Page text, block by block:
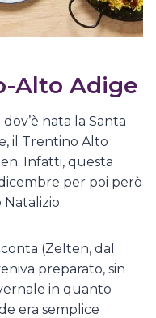
Alto Adige
nata la Santa
il Trentino Alto
Infatti, questa
per poi però
(Zelten, dal
preparato, sin
in quanto
era semplice